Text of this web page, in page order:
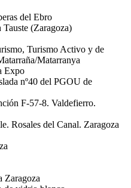
del Ebro
Tauste (Zaragoza)
Turismo Activo y de
Matarranya
Expo
nº40 del PGOU de
F-57-8. Valdefierro.
Rosales del Canal. Zaragoza
Zaragoza